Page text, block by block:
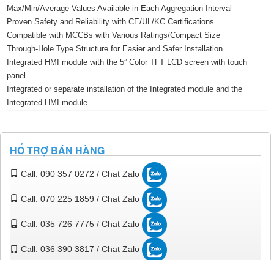
Max/Min/Average Values Available in Each Aggregation Interval
Proven Safety and Reliability with CE/UL/KC Certifications
Compatible with MCCBs with Various Ratings/Compact Size
Through-Hole Type Structure for Easier and Safer Installation
Integrated HMI module with the 5” Color TFT LCD screen with touch
panel
Integrated or separate installation of the Integrated module and the
Integrated HMI module
HỔ TRỢ BÁN HÀNG
Call: 090 357 0272 / Chat Zalo
Call: 070 225 1859 / Chat Zalo
Call: 035 726 7775 / Chat Zalo
Call: 036 390 3817 / Chat Zalo